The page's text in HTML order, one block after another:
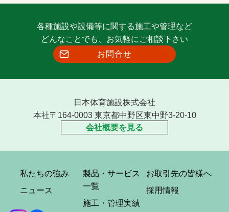
各種施設や設備等に関する施工や管理など
どんなことでも、お気軽にご相談下さい
お問合せ
日本体育施設株式会社
本社〒164-0003 東京都中野区東中野3-20-10
会社概要を見る
私たちの強み
ニュース
製品・サービス
一覧
施工・管理実績
お取引先の皆様へ
採用情報